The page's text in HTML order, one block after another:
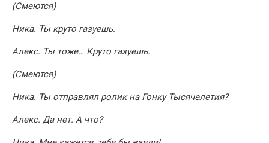
(Смеются)
Ника. Ты круто газуешь.
Алекс. Ты тоже… Круто газуешь.
(Смеются)
Ника. Ты отправлял ролик на Гонку Тысячелетия?
Алекс. Да нет. А что?